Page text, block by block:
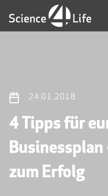
24.01.2018
4 Tipps für
Businessplan
zum Erfolg